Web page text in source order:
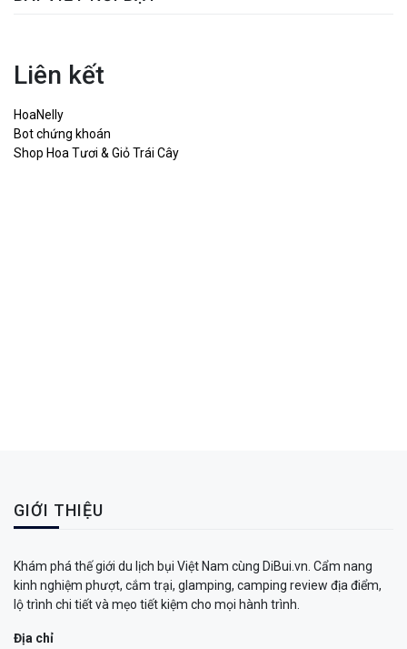
Liên kết
HoaNelly
Bot chứng khoán
Shop Hoa Tươi & Giỏ Trái Cây
GIỚI THIỆU
Khám phá thế giới du lịch bụi Việt Nam cùng DiBui.vn. Cẩm nang
kinh nghiệm phượt, cắm trại, glamping, camping review địa điểm,
lộ trình chi tiết và mẹo tiết kiệm cho mọi hành trình.
Địa chỉ